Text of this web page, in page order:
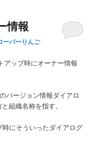
情報
ーバーりんご
アップ時にオーナー情報
バージョン情報ダイアロ
組織名称を指す。
にそういったダイアログ